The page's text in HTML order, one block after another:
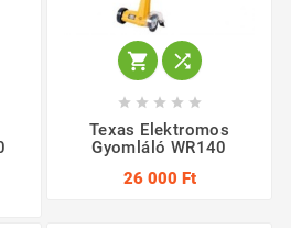
 
    
Texas Elektromos
Gyomláló WR140
26 000 Ft